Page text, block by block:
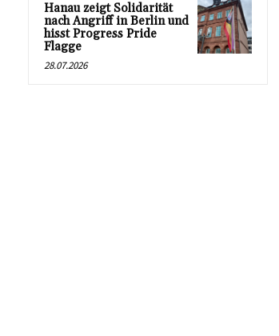
Hanau zeigt Solidarität
nach Angriff in Berlin und
hisst Progress Pride
Flagge
28.07.2026